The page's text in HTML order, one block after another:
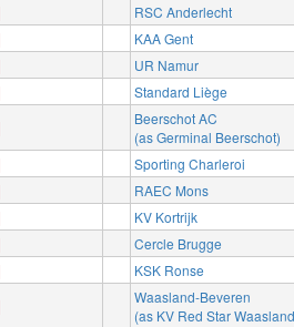
RSC Anderlecht
KAA Gent
UR Namur
Standard Liège
Beerschot AC
(as Germinal Beerschot)
Sporting Charleroi
RAEC Mons
KV Kortrijk
Cercle Brugge
KSK Ronse
Waasland-Beveren
(as KV Red Star